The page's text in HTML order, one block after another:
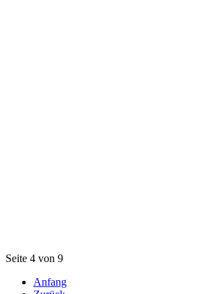
Seite 4 von 9
Anfang